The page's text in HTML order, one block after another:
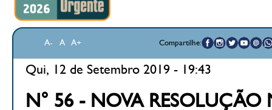
A- A A+ Compartilhe:
Qui, 12 de Setembro 2019 - 19:43
N° 56 - NOVA